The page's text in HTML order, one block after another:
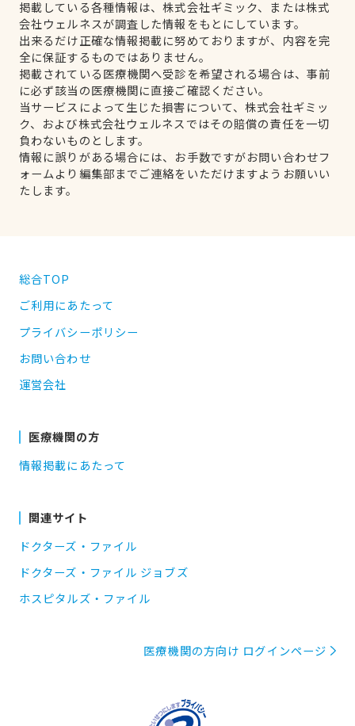
掲載している各種情報は、株式会社ギミック、または株式
会社ウェルネスが調査した情報をもとにしています。
出来るだけ正確な情報掲載に努めておりますが、内容を完
全に保証するものではありません。
掲載されている医療機関へ受診を希望される場合は、事前
に必ず該当の医療機関に直接ご確認ください。
当サービスによって生じた損害について、株式会社ギミッ
ク、および株式会社ウェルネスではその賠償の責任を一切
負わないものとします。
情報に誤りがある場合には、お手数ですがお問い合わせフ
ォームより編集部までご連絡をいただけますようお願いい
たします。
総合TOP
ご利用にあたって
プライバシーポリシー
お問い合わせ
運営会社
医療機関の方
情報掲載にあたって
関連サイト
ドクターズ・ファイル
ドクターズ・ファイル ジョブズ
ホスピタルズ・ファイル
医療機関の方向け ログインページ